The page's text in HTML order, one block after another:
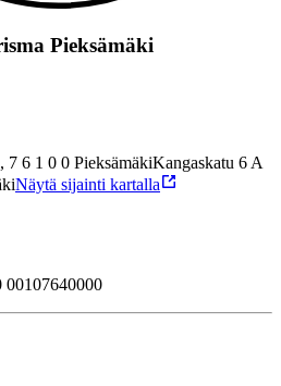
Pieksämäki
7 6 1 0 0 PieksämäkiKangaskatu 6 A
Näytä sijainti kartalla
00107640000